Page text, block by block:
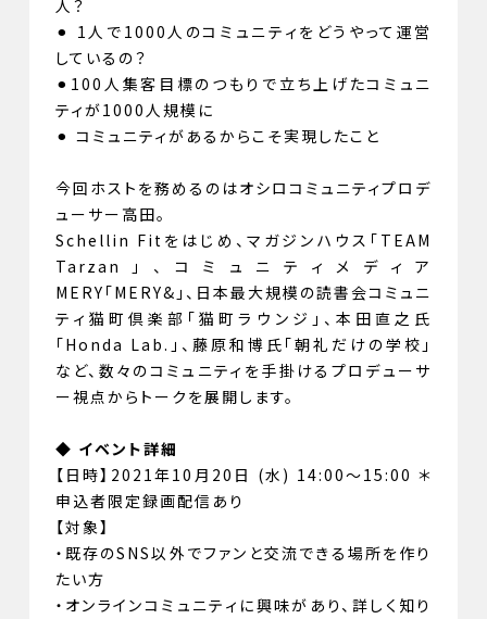
人？
⚫︎ 1人で1000人のコミュニティをどうやって運営
しているの？
⚫︎100人集客目標のつもりで立ち上げたコミュニ
ティが1000人規模に
⚫︎ コミュニティがあるからこそ実現したこと
今回ホストを務めるのはオシロコミュニティプロデ
ューサー高田。
Schellin Fitをはじめ、マガジンハウス「TEAM
Tarzan」、コミュニティメディア
MERY「MERY&」、日本最大規模の読書会コミュニ
ティ猫町倶楽部「猫町ラウンジ」、本田直之氏
「Honda Lab.」、藤原和博氏「朝礼だけの学校」
など、数々のコミュニティを手掛けるプロデューサ
ー視点からトークを展開します。
◆ イベント詳細
【日時】2021年10月20日 (水) 14:00〜15:00 ＊
申込者限定録画配信あり
【対象】
・既存のSNS以外でファンと交流できる場所を作り
たい方
・オンラインコミュニティに興味があり、詳しく知り